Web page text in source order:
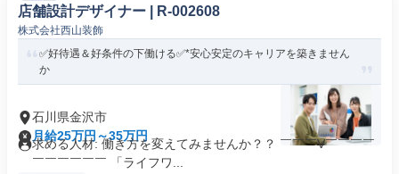
店舗設計デザイナー | R-002608
株式会社西山装飾
✅好待遇＆好条件の下働ける✅*安心安定のキャリアを築きません
か
石川県金沢市
月給25万円～35万円
求める人材: 働き方を変えてみませんか？？ ￣￣￣V￣￣￣￣
￣￣￣￣￣￣ 「ライフワ...